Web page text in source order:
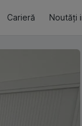
Carieră Noutăți